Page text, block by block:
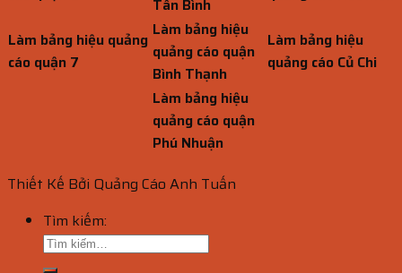
Tân Bình
Làm bảng hiệu quảng
cáo quận 7
Làm bảng hiệu
quảng cáo quận
Bình Thạnh
Làm bảng hiệu
quảng cáo Củ Chi
Làm bảng hiệu
quảng cáo quận
Phú Nhuận
Thiết Kế Bởi Quảng Cáo Anh Tuấn
Tìm kiếm: